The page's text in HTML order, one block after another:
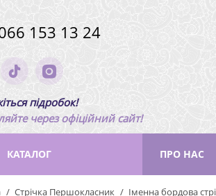
153 13 24
підробок!
через офіційний сайт!
КАТАЛОГ ПРО НАС
Стрічка Першокласник Іменна бордова